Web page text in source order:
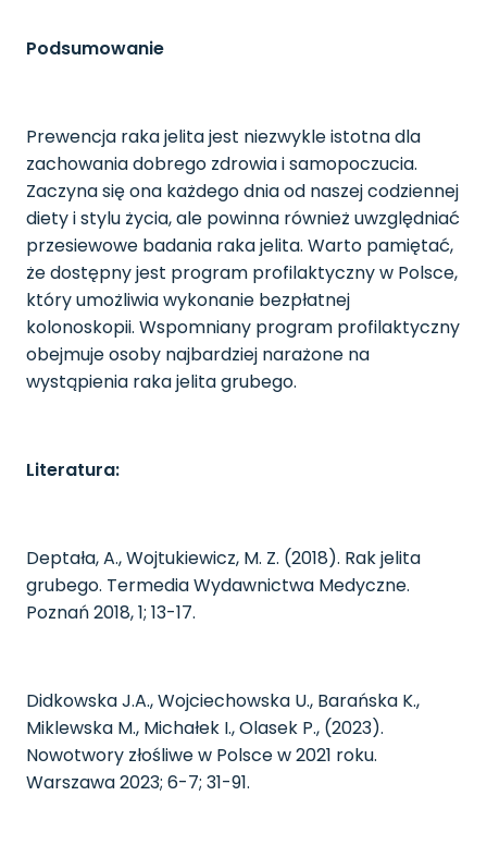
Podsumowanie
Prewencja raka jelita jest niezwykle istotna dla
zachowania dobrego zdrowia i samopoczucia.
Zaczyna się ona każdego dnia od naszej codziennej
diety i stylu życia, ale powinna również uwzględniać
przesiewowe badania raka jelita. Warto pamiętać,
że dostępny jest program profilaktyczny w Polsce,
który umożliwia wykonanie bezpłatnej
kolonoskopii. Wspomniany program profilaktyczny
obejmuje osoby najbardziej narażone na
wystąpienia raka jelita grubego.
Literatura:
Deptała, A., Wojtukiewicz, M. Z. (2018). Rak jelita
grubego. Termedia Wydawnictwa Medyczne.
Poznań 2018, 1; 13-17.
Didkowska J.A., Wojciechowska U., Barańska K.,
Miklewska M., Michałek I., Olasek P., (2023).
Nowotwory złośliwe w Polsce w 2021 roku.
Warszawa 2023; 6-7; 31-91.